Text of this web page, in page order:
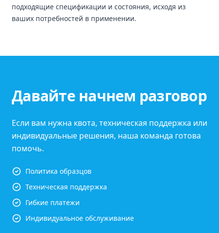
подходящие спецификации и состояния, исходя из
ваших потребностей в применении.
Давайте начнем разговор
Если вам нужна квота, техническая поддержка или
индивидуальные решения, наша команда готова
помочь.
Политика образцов
Техническая поддержка
Гибкие платежи
Индивидуальное обслуживание